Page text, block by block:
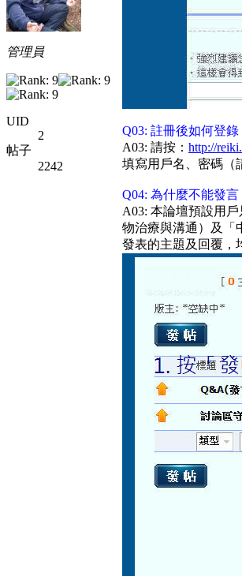
管理員
UID
2
帖子
2242
Q03: 註冊後如何登錄
A03: 請按： http://
填寫用戶名、密碼（
Q04: 為什麼不能發言
A03: 本論壇預設用戶
物治療與溝通）及「
發表的主題及回覆，